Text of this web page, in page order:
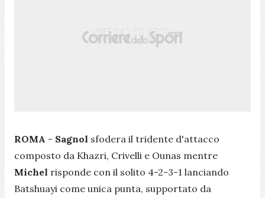
ROMA - Sagnol sfodera il tridente d'attacco
composto da Khazri, Crivelli e Ounas mentre
Michel risponde con il solito 4-2-3-1 lanciando
Batshuayi come unica punta, supportato da